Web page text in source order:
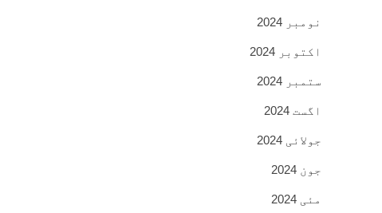
نومبر 2024
اکتوبر 2024
ستمبر 2024
اگست 2024
جولائی 2024
جون 2024
مئی 2024